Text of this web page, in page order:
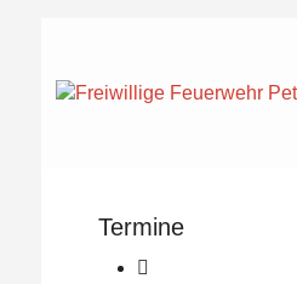
Termine